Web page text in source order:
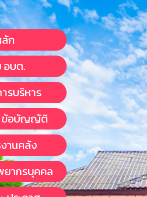
ก
อบต.
รบริหาร
ข้อบัญญัติ
านคลัง
ยากรบุคคล